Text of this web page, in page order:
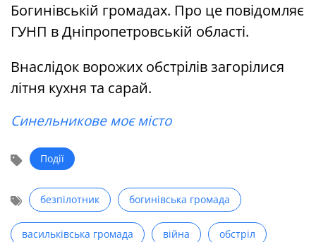
Богинівській громадах. Про це повідомляє
ГУНП в Дніпропетровській області.
Внаслідок ворожих обстрілів загорілися
літня кухня та сарай.
Синельникове моє місто
Події
безпілотник богинівська громада
васильківська громада війна обстріл